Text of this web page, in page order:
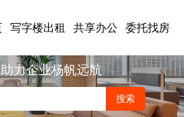
写字楼出租 共享办公 委托找房
力企业杨帆远航